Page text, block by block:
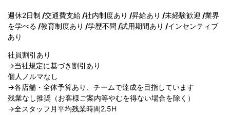
週休2日制 /交通費支給 /社内制度あり /昇給あり /未経験歓迎 /業界
を学べる /教育制度あり /学歴不問 /試用期間あり /インセンティブ
あり
社員割引あり
→当社規定に基づき割引あり
個人ノルマなし
→各店舗・全体予算あり、チームで達成を目指しています
残業なし推奨（お客様ご案内等やむを得ない場合を除く）
→全スタッフ月平均残業時間2.5H